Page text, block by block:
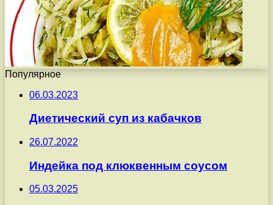
Популярное
06.03.2023
Диетический суп из кабачков
26.07.2022
Индейка под клюквенным соусом
05.03.2025